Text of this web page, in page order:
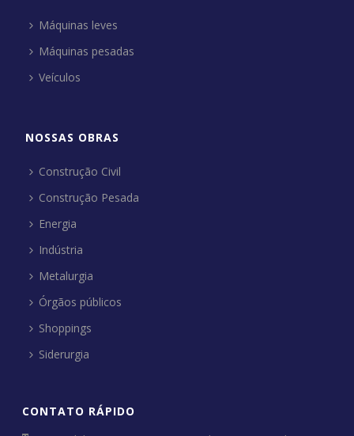
Máquinas leves
Máquinas pesadas
Veículos
NOSSAS OBRAS
Construção Civil
Construção Pesada
Energia
Indústria
Metalurgia
Órgãos públicos
Shoppings
Siderurgia
CONTATO RÁPIDO